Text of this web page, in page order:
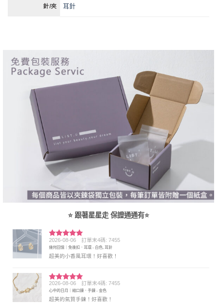
針/夾 耳針
⭐ 跟著星星走 保證通通有⭐
評分5滿
分 5
2026-08-06 訂單末4碼: 7455
幾何回憶｜免後扣．耳環 - 白色, 耳針
超美的小香風耳環！好喜歡！
評分5 滿
分 5
2026-08-06 訂單末4碼: 7455
心中的日月｜縮口鍊．手鍊 - 金色
超美的氣質手鍊！好喜歡！